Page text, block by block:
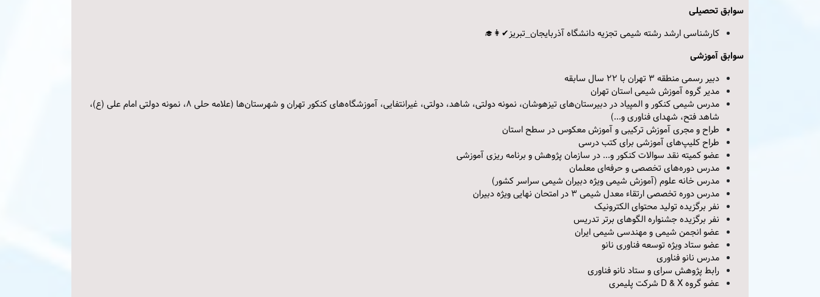
سوابق تحصیلی
کارشناسی ارشد رشته شیمی تجزیه دانشگاه آذربایجان_تبریز✔👩‍🎓
سوابق آموزشی
دبیر رسمی منطقه 3 تهران با 22 سال سابقه
مدیر گروه آموزش شیمی استان تهران
مدرس شیمی کنکور و المپیاد در دبیرستان‌های تیزهوشان، نمونه دولتی، شاهد، دولتی، غیرانتفایی، آموزشگاه‌های کنکور تهران و شهرستان‌ها (علامه حلی 8، نمونه دولتی امام علی (ع)،
شاهد فتح، شهدای فناوری و...)
طراح و مجری آموزش ترکیبی و آموزش معکوس در سطح استان
طراح کلیپ‌های آموزشی برای کتب درسی
عضو کمیته نقد سوالات کنکور و... در سازمان پژوهش و برنامه ریزی آموزشی
مدرس دوره‌های تخصصی و حرفه‌ای معلمان
مدرس خانه علوم (آموزش شیمی ویژه دبیران شیمی سراسر کشور)
مدرس دوره تخصصی ارتقاء معدل شیمی 3 در امتحان نهایی ویژه دبیران
نفر برگزیده تولید محتوای الکترونیک
نفر برگزیده جشنواره الگوهای برتر تدریس
عضو انجمن شیمی و مهندسی شیمی ایران
عضو ستاد ویژه توسعه فناوری نانو
مدرس نانو فناوری
رابط پژوهش سرای و ستاد نانو فناوری
عضو گروه D & X شرکت پلیمری